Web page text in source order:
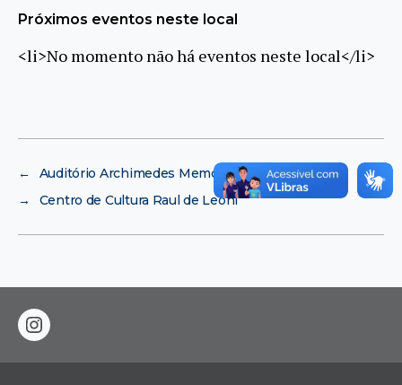
Próximos eventos neste local
<li>No momento não há eventos neste local</li>
←
Auditório Archimedes Memória (FAU/UFRJ)
→
Centro de Cultura Raul de Leoni
instagram